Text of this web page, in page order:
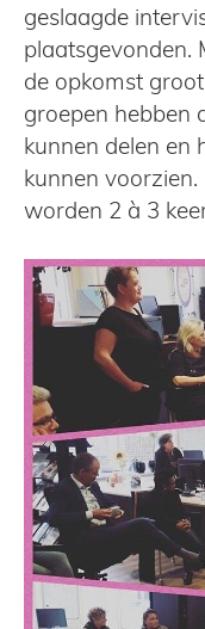
geslaagde
plaatsgevonden.
de opkomst
groepen hebben
kunnen delen en
kunnen
worden 2 à 3